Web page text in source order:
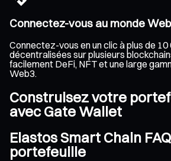
Connectez-vous au monde
Connectez-vous en un clic à plus de
décentralisées sur plusieurs
facilement DeFi, NFT et une large
Web3.
Construisez votre
avec Gate Wallet
Elastos Smart Chain
portefeuille